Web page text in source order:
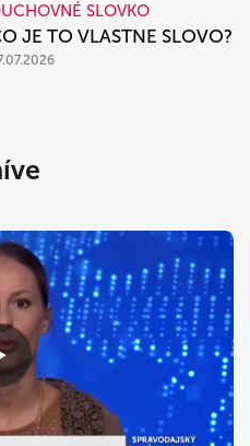
SLOVKO
JE TO VLASTNE SLOVO?